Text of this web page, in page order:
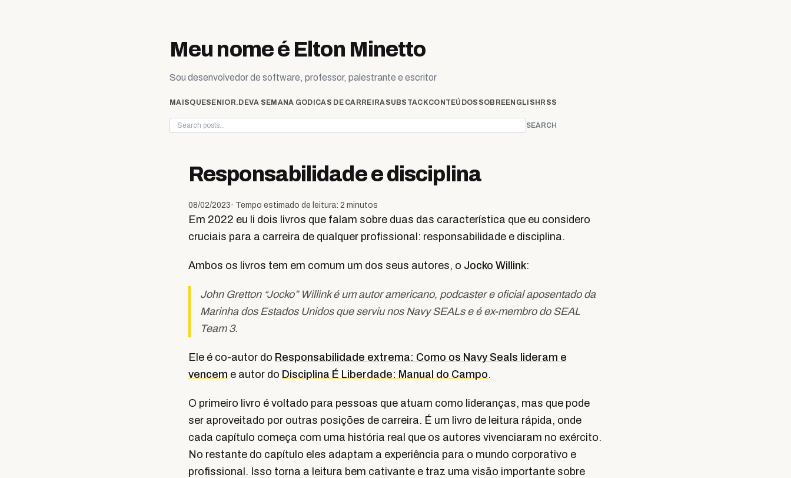
Meu nome é Elton Minetto
Sou desenvolvedor de software, professor, palestrante e escritor
MAISQUESENIOR.DEVA SEMANA GODICAS DE CARREIRASUBSTACKCONTEÚDOS SOBREENGLISH RSS
SEARCH
Responsabilidade e disciplina
08/02/2023· Tempo estimado de leitura: 2 minutos
Em 2022 eu li dois livros que falam sobre duas das característica que eu considero
cruciais para a carreira de qualquer profissional: responsabilidade e disciplina.
Ambos os livros tem em comum um dos seus autores, o Jocko Willink:
John Gretton “Jocko” Willink é um autor americano, podcaster e oficial aposentado da
Marinha dos Estados Unidos que serviu nos Navy SEALs e é ex-membro do SEAL
Team 3.
Ele é co-autor do Responsabilidade extrema: Como os Navy Seals lideram e
vencem e autor do Disciplina É Liberdade: Manual do Campo.
O primeiro livro é voltado para pessoas que atuam como lideranças, mas que pode
ser aproveitado por outras posições de carreira. É um livro de leitura rápida, onde
cada capítulo começa com uma história real que os autores vivenciaram no exército.
No restante do capítulo eles adaptam a experiência para o mundo corporativo e
profissional. Isso torna a leitura bem cativante e traz uma visão importante sobre